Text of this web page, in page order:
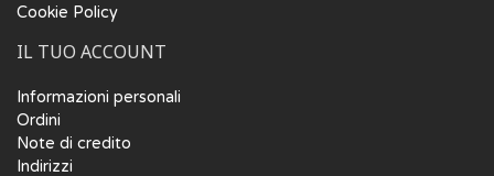
Cookie Policy
IL TUO ACCOUNT
Informazioni personali
Ordini
Note di credito
Indirizzi